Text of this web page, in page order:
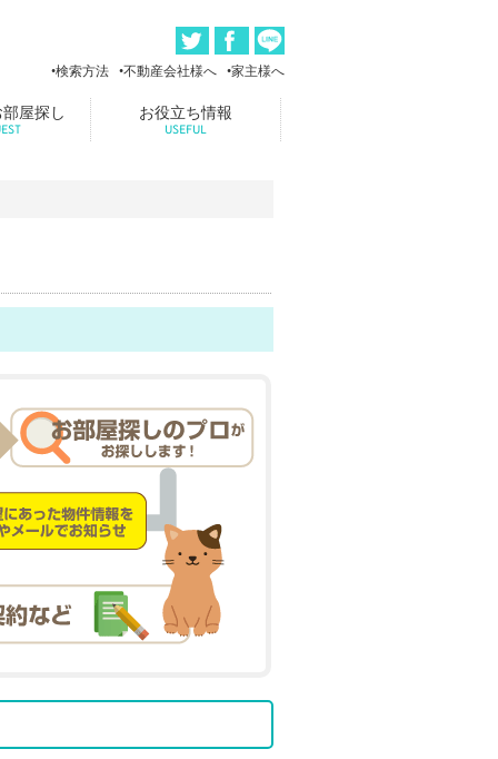
検索方法 不動産会社様へ 家主様へ
屋探し お役立ち情報
USEFUL